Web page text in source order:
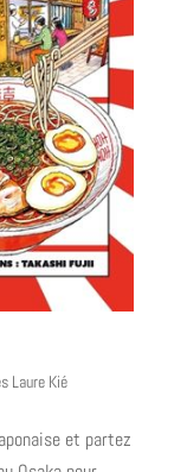
Laure Kié
et partez